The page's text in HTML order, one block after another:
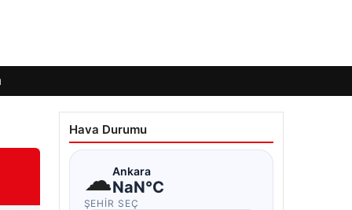
Hava Durumu
☁Ankara
NaN°C
ŞEHIR SEÇ